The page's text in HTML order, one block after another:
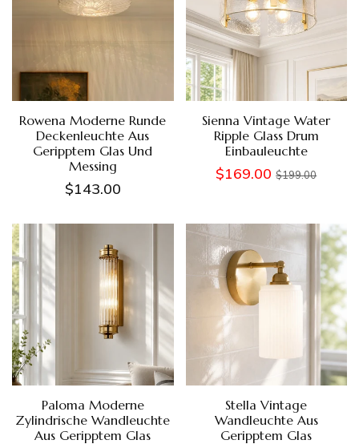
Rowena Moderne Runde
Deckenleuchte Aus
Geripptem Glas Und
Messing
$143.00
Sienna Vintage Water
Ripple Glass Drum
Einbauleuchte
$169.00 $199.00
Paloma Moderne
Zylindrische Wandleuchte
Aus Geripptem Glas
Stella Vintage
Wandleuchte Aus
Geripptem Glas